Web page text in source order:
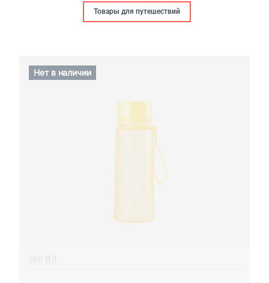
Товары для путешествий
Нет в наличии